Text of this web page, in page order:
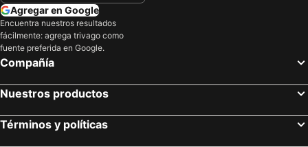
Agregar en Google
Encuentra nuestros resultados
fácilmente: agrega trivago como
fuente preferida en Google.
Compañía
Nuestros productos
Términos y políticas